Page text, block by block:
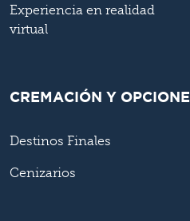
Experiencia en realidad
virtual
CREMACIÓN Y
Destinos Finales
Cenizarios